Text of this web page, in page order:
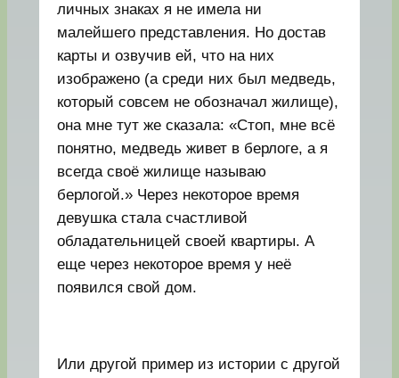
личных знаках я не имела ни
малейшего представления. Но достав
карты и озвучив ей, что на них
изображено (а среди них был медведь,
который совсем не обозначал жилище),
она мне тут же сказала: «Стоп, мне всё
понятно, медведь живет в берлоге, а я
всегда своё жилище называю
берлогой.» Через некоторое время
девушка стала счастливой
обладательницей своей квартиры. А
еще через некоторое время у неё
появился свой дом.
Или другой пример из истории с другой